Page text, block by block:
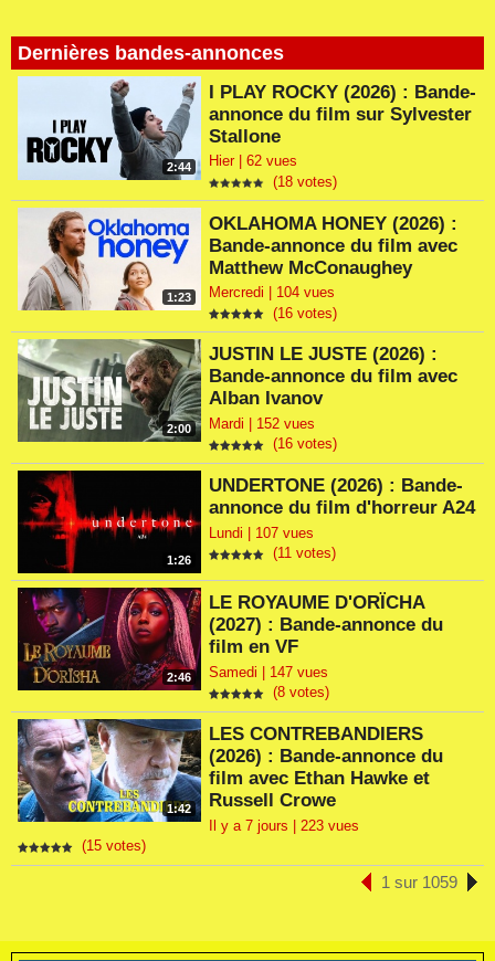
Dernières bandes-annonces
2:44
I PLAY ROCKY (2026) : Bande-
annonce du film sur Sylvester
Stallone
Hier | 62 vues
(18 votes)
1:23
OKLAHOMA HONEY (2026) :
Bande-annonce du film avec
Matthew McConaughey
Mercredi | 104 vues
(16 votes)
2:00
JUSTIN LE JUSTE (2026) :
Bande-annonce du film avec
Alban Ivanov
Mardi | 152 vues
(16 votes)
1:26
UNDERTONE (2026) : Bande-
annonce du film d'horreur A24
Lundi | 107 vues
(11 votes)
2:46
LE ROYAUME D'ORÏCHA
(2027) : Bande-annonce du
film en VF
Samedi | 147 vues
(8 votes)
1:42
LES CONTREBANDIERS
(2026) : Bande-annonce du
film avec Ethan Hawke et
Russell Crowe
Il y a 7 jours | 223 vues
(15 votes)
1 sur 1059